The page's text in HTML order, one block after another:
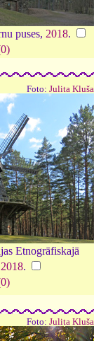
puses, 2018.
Foto: Julita Kluša
Etnogrāfiskajā
2018.
Foto: Julita Kluša